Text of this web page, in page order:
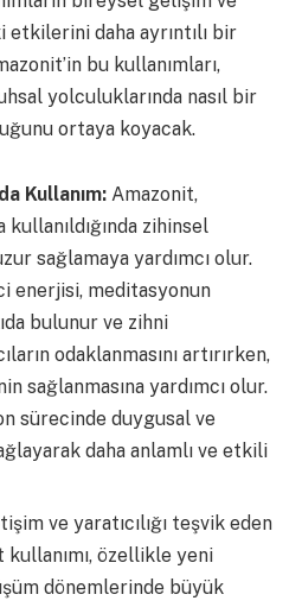
daha ayrıntılı bir
bu kullanımları,
yolculuklarında nasıl bir
ortaya koyacak.
Kullanım: Amazonit,
kullanıldığında zihinsel
sağlamaya yardımcı olur.
enerjisi, meditasyonun
bulunur ve zihni
odaklanmasını artırırken,
sağlanmasına yardımcı olur.
sürecinde duygusal ve
daha anlamlı ve etkili
ve yaratıcılığı teşvik eden
özellikle yeni
dönemlerinde büyük